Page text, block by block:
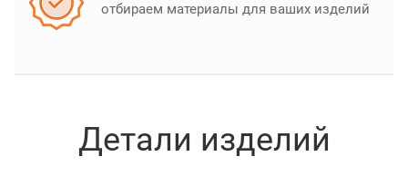
отбираем материалы для ваших изделий
Детали изделий